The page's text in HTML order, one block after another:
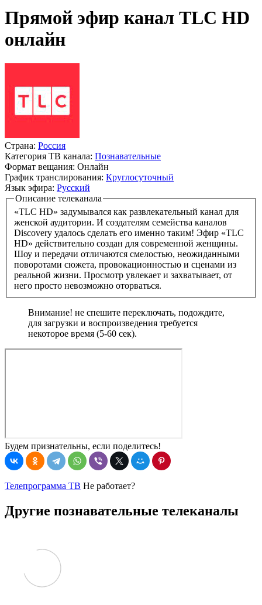
Прямой эфир канал TLC HD
онлайн
Страна: Россия
Категория ТВ канала: Познавательные
Формат вещания: Онлайн
График транслирования: Круглосуточный
Язык эфира: Русский
Описание телеканала
«TLC HD» задумывался как развлекательный канал для
женской аудитории. И создателям семейства каналов
Discovery удалось сделать его именно таким! Эфир «TLC
HD» действительно создан для современной женщины.
Шоу и передачи отличаются смелостью, неожиданными
поворотами сюжета, провокационностью и сценами из
реальной жизни. Просмотр увлекает и захватывает, от
него просто невозможно оторваться.
Внимание! не спешите переключать, подождите,
для загрузки и воспроизведения требуется
некоторое время (5-60 сек).
Будем признательны, если поделитесь!
Телепрограмма ТВ Не работает?
Другие познавательные телеканалы